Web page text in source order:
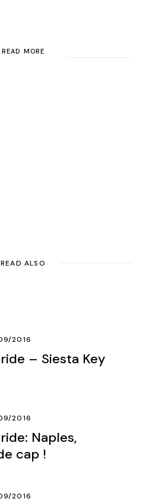
READ MORE
READ ALSO
2016
– Siesta Key
2016
Naples,
cap !
2016